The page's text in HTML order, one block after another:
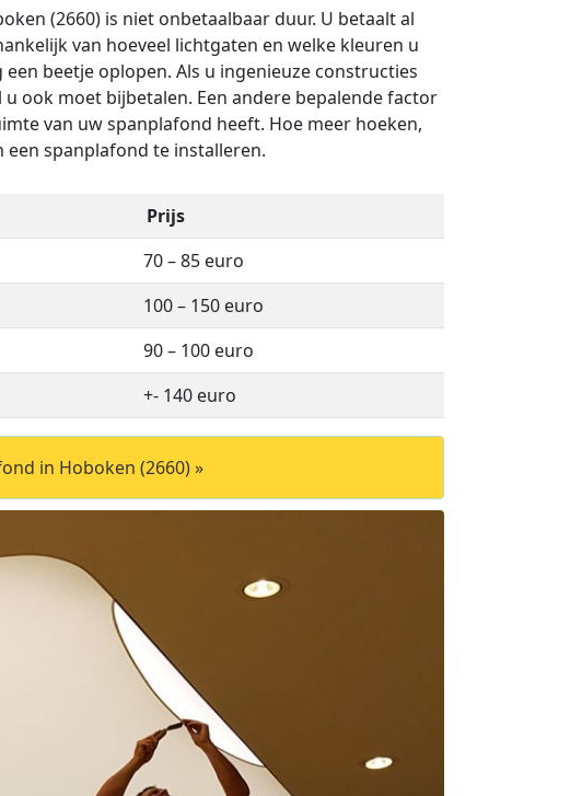
(2660) is niet onbetaalbaar duur. U betaalt al
van hoeveel lichtgaten en welke kleuren u
beetje oplopen. Als u ingenieuze constructies
u ook moet bijbetalen. Een andere bepalende factor
van uw spanplafond heeft. Hoe meer hoeken,
een spanplafond te installeren.
Prijs
70 – 85 euro
100 – 150 euro
90 – 100 euro
+- 140 euro
in Hoboken (2660) »